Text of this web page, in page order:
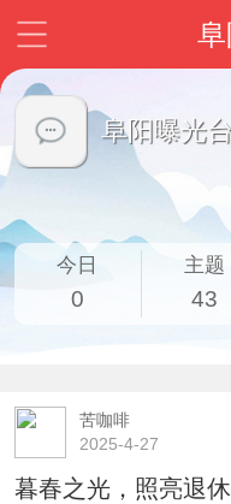
阜阳曝光台
今日
0
主题
43
苦咖啡
2025-4-27
暮春之光，照亮退